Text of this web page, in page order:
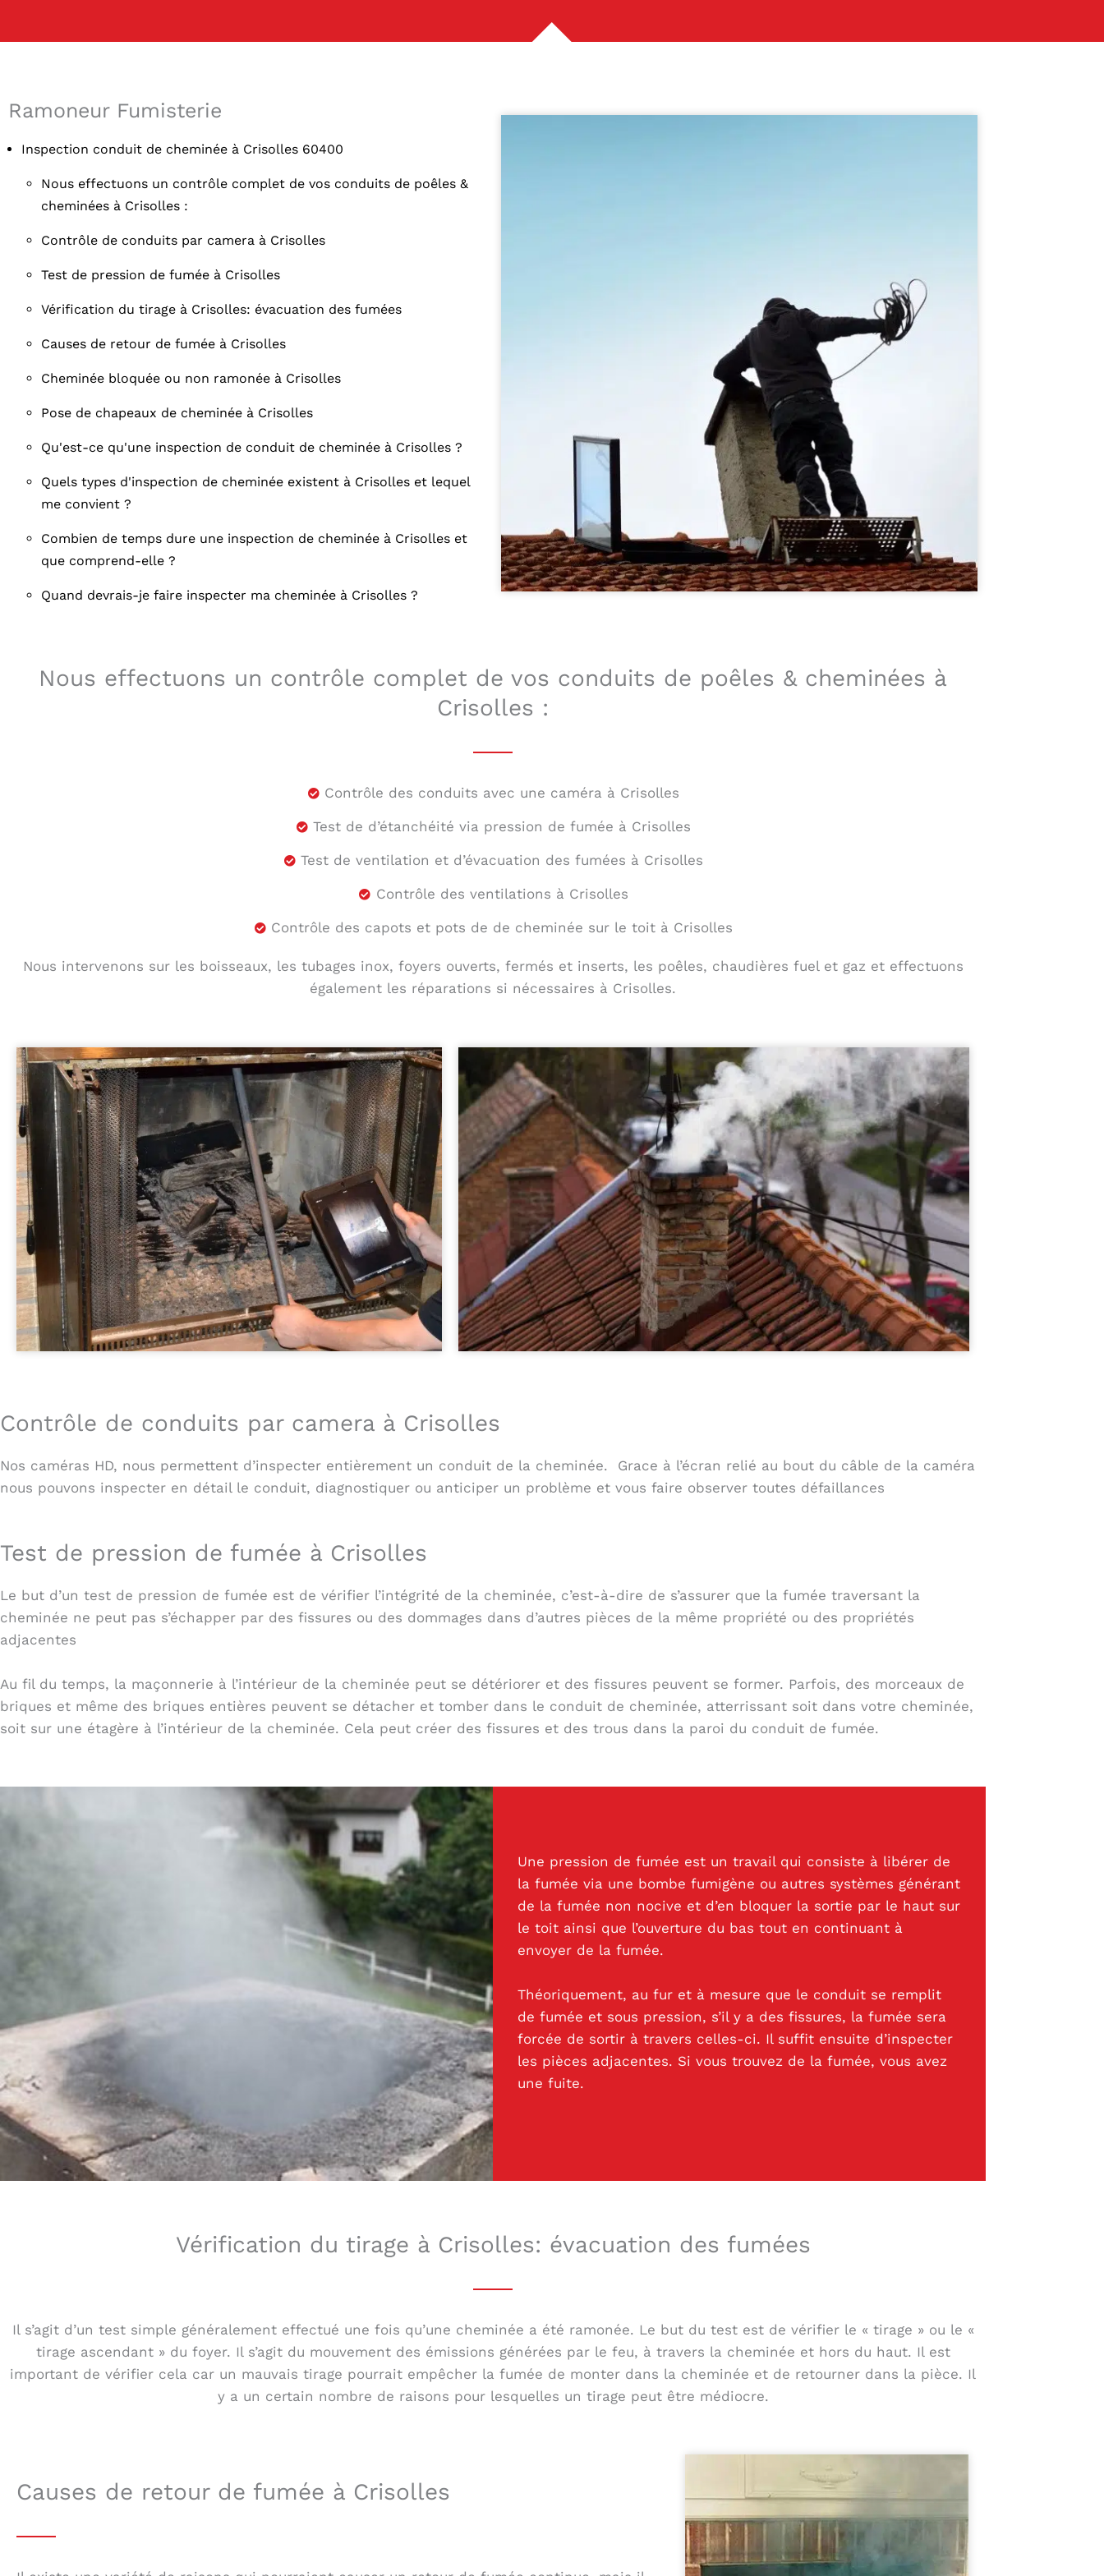
Ramoneur Fumisterie
Inspection conduit de cheminée à Crisolles 60400
Nous effectuons un contrôle complet de vos conduits de poêles &
cheminées à Crisolles :
Contrôle de conduits par camera à Crisolles
Test de pression de fumée à Crisolles
Vérification du tirage à Crisolles: évacuation des fumées
Causes de retour de fumée à Crisolles
Cheminée bloquée ou non ramonée à Crisolles
Pose de chapeaux de cheminée à Crisolles
Qu'est-ce qu'une inspection de conduit de cheminée à Crisolles ?
Quels types d'inspection de cheminée existent à Crisolles et lequel
me convient ?
Combien de temps dure une inspection de cheminée à Crisolles et
que comprend-elle ?
Quand devrais-je faire inspecter ma cheminée à Crisolles ?
Nous effectuons un contrôle complet de vos conduits de poêles & cheminées à
Crisolles :
Contrôle des conduits avec une caméra à Crisolles
Test de d’étanchéité via pression de fumée à Crisolles
Test de ventilation et d’évacuation des fumées à Crisolles
Contrôle des ventilations à Crisolles
Contrôle des capots et pots de de cheminée sur le toit à Crisolles
Nous intervenons sur les boisseaux, les tubages inox, foyers ouverts, fermés et inserts, les poêles, chaudières fuel et gaz et effectuons
également les réparations si nécessaires à Crisolles.
Contrôle de conduits par camera à Crisolles
Nos caméras HD, nous permettent d’inspecter entièrement un conduit de la cheminée. Grace à l’écran relié au bout du câble de la caméra
nous pouvons inspecter en détail le conduit, diagnostiquer ou anticiper un problème et vous faire observer toutes défaillances
Test de pression de fumée à Crisolles
Le but d’un test de pression de fumée est de vérifier l’intégrité de la cheminée, c’est-à-dire de s’assurer que la fumée traversant la
cheminée ne peut pas s’échapper par des fissures ou des dommages dans d’autres pièces de la même propriété ou des propriétés
adjacentes
Au fil du temps, la maçonnerie à l’intérieur de la cheminée peut se détériorer et des fissures peuvent se former. Parfois, des morceaux de
briques et même des briques entières peuvent se détacher et tomber dans le conduit de cheminée, atterrissant soit dans votre cheminée,
soit sur une étagère à l’intérieur de la cheminée. Cela peut créer des fissures et des trous dans la paroi du conduit de fumée.
Une pression de fumée est un travail qui consiste à libérer de
la fumée via une bombe fumigène ou autres systèmes générant
de la fumée non nocive et d’en bloquer la sortie par le haut sur
le toit ainsi que l’ouverture du bas tout en continuant à
envoyer de la fumée.
Théoriquement, au fur et à mesure que le conduit se remplit
de fumée et sous pression, s’il y a des fissures, la fumée sera
forcée de sortir à travers celles-ci. Il suffit ensuite d’inspecter
les pièces adjacentes. Si vous trouvez de la fumée, vous avez
une fuite.
Vérification du tirage à Crisolles: évacuation des fumées
Il s’agit d’un test simple généralement effectué une fois qu’une cheminée a été ramonée. Le but du test est de vérifier le « tirage » ou le «
tirage ascendant » du foyer. Il s’agit du mouvement des émissions générées par le feu, à travers la cheminée et hors du haut. Il est
important de vérifier cela car un mauvais tirage pourrait empêcher la fumée de monter dans la cheminée et de retourner dans la pièce. Il
y a un certain nombre de raisons pour lesquelles un tirage peut être médiocre.
Causes de retour de fumée à Crisolles